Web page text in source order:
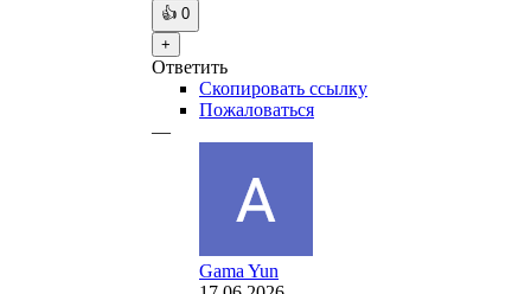
👍 0
+
Ответить
Скопировать ссылку
Пожаловаться
—
Gama Yun